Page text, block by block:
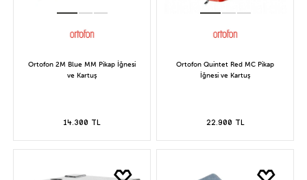
Ortofon 2M Blue MM Pikap İğnesi
ve Kartuş
14.300 TL
Ortofon Quintet Red MC Pikap
İğnesi ve Kartuş
22.900 TL